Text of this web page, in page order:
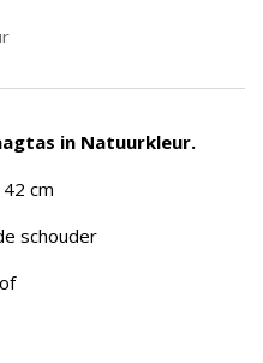
in Natuurkleur.
cm
schouder